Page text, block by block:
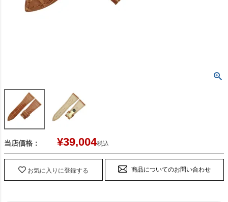
当店価格： ¥39,004税込
お気に入りに登録する 商品についてのお問い合わせ